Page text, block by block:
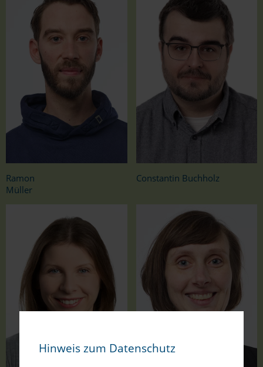
Ramon
Müller
Constantin Buchholz
Hinweis zum Datenschutz